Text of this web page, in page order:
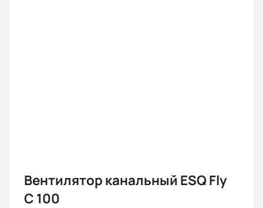
Вентилятор канальный ESQ Fly
C 100